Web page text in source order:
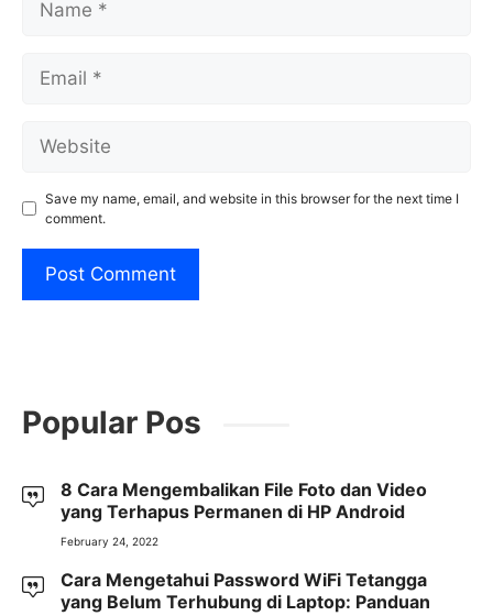
Save my name, email, and website in this browser for the next time I
comment.
Popular Pos
8 Cara Mengembalikan File Foto dan Video
yang Terhapus Permanen di HP Android
February 24, 2022
Cara Mengetahui Password WiFi Tetangga
yang Belum Terhubung di Laptop: Panduan